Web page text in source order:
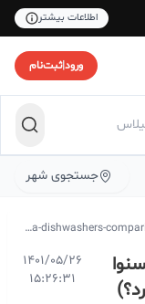
اطلاعات بیشتر
ورود|ثبت‌نام
جستجوی شهر
https://chechilas.com/b/daewoo-snowa-dishwashers-comparison
1401/05/26
15:26:31